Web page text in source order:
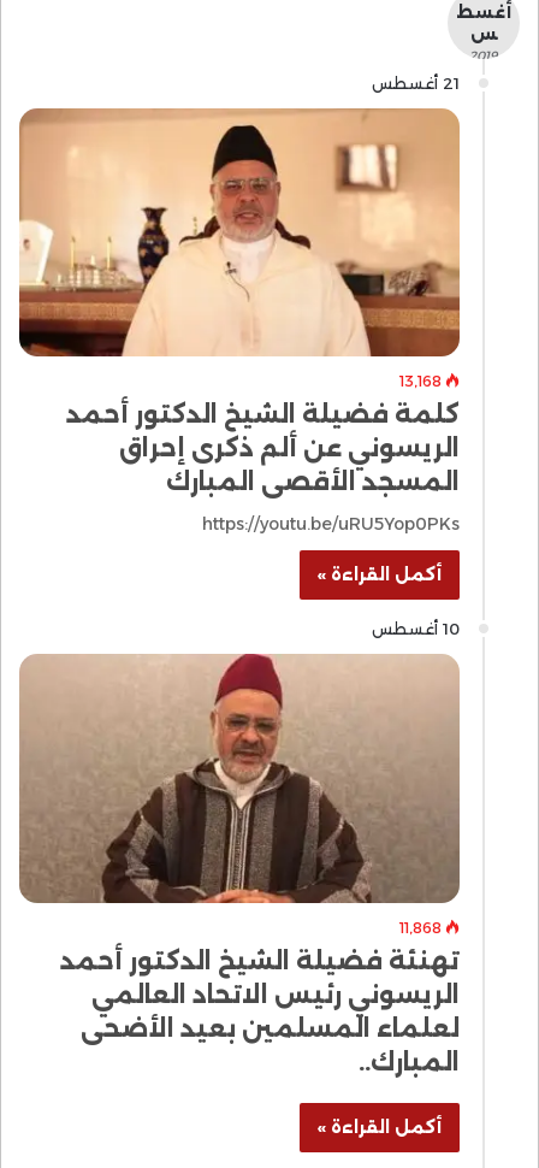
أغسط
س
- 2019 -
21 أغسطس
13٬168
كلمة فضيلة الشيخ الدكتور أحمد
الريسوني عن ألم ذكرى إحراق
المسجد الأقصى المبارك
https://youtu.be/uRU5Yop0PKs
أكمل القراءة »
10 أغسطس
11٬868
تهنئة فضيلة الشيخ الدكتور أحمد
الريسوني رئيس الاتحاد العالمي
لعلماء المسلمين بعيد الأضحى
المبارك..
أكمل القراءة »